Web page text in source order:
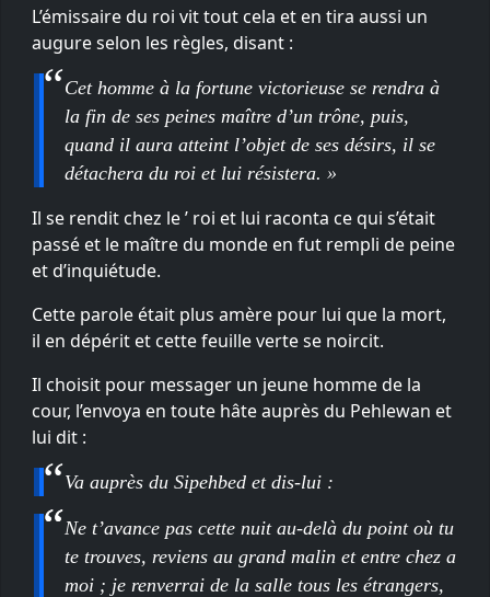
L’émissaire du roi vit tout cela et en tira aussi un
augure selon les règles, disant :
Cet homme à la fortune victorieuse se rendra à
la fin de ses peines maître d’un trône, puis,
quand il aura atteint l’objet de ses désirs, il se
détachera du roi et lui résistera. »
Il se rendit chez le ’ roi et lui raconta ce qui s’était
passé et le maître du monde en fut rempli de peine
et d’inquiétude.
Cette parole était plus amère pour lui que la mort,
il en dépérit et cette feuille verte se noircit.
Il choisit pour messager un jeune homme de la
cour, l’envoya en toute hâte auprès du Pehlewan et
lui dit :
Va auprès du Sipehbed et dis-lui :
Ne t’avance pas cette nuit au-delà du point où tu
te trouves, reviens au grand malin et entre chez a
moi ; je renverrai de la salle tous les étrangers,